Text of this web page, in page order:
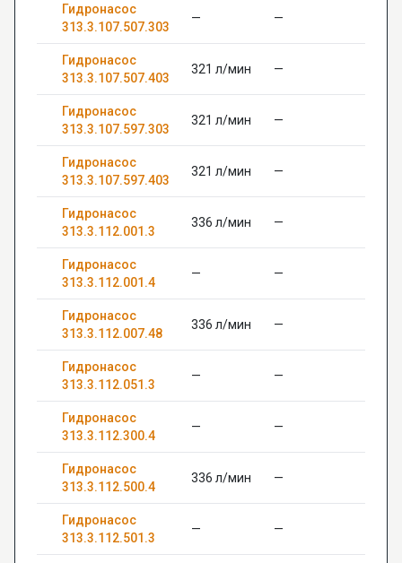
Гидронасос
313.3.107.507.303
— —
Гидронасос
313.3.107.507.403
321 л/мин —
Гидронасос
313.3.107.597.303
321 л/мин —
Гидронасос
313.3.107.597.403
321 л/мин —
Гидронасос
313.3.112.001.3
336 л/мин —
Гидронасос
313.3.112.001.4
— —
Гидронасос
313.3.112.007.48
336 л/мин —
Гидронасос
313.3.112.051.3
— —
Гидронасос
313.3.112.300.4
— —
Гидронасос
313.3.112.500.4
336 л/мин —
Гидронасос
313.3.112.501.3
— —